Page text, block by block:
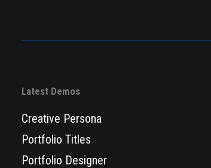
Latest Demos
Creative Persona
Portfolio Titles
Portfolio Designer